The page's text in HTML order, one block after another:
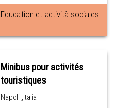
Education et actività sociales
Minibus pour activités
touristiques
Napoli ,Italia